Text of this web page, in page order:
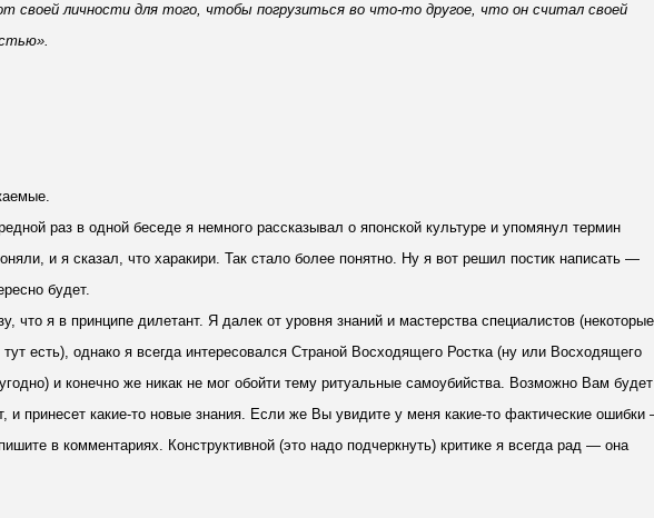
своей личности для того, чтобы погрузиться во что-то другое, что он считал своей
раз в одной беседе я немного рассказывал о японской культуре и упомянул термин
и я сказал, что харакири. Так стало более понятно. Ну я вот решил постик написать —
будет.
что я в принципе дилетант. Я далек от уровня знаний и мастерства специалистов (некоторые
тут есть), однако я всегда интересовался Страной Восходящего Ростка (ну или Восходящего
и конечно же никак не мог обойти тему ритуальные самоубийства. Возможно Вам будет
и принесет какие-то новые знания. Если же Вы увидите у меня какие-то фактические
в комментариях. Конструктивной (это надо подчеркнуть) критике я всегда рад — она